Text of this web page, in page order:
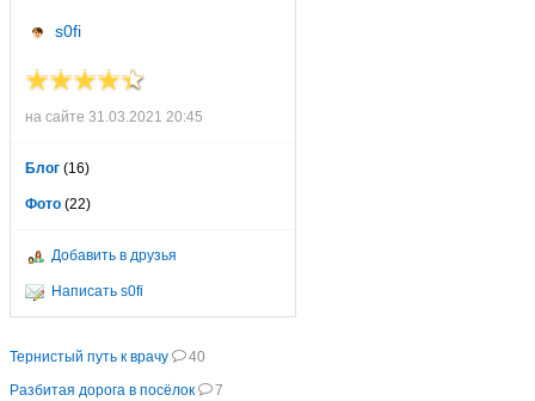
s0fi
на сайте 31.03.2021 20:45
Блог (16)
Фото (22)
Добавить в друзья
Написать s0fi
Тернистый путь к врачу
40
Разбитая дорога в посёлок
7